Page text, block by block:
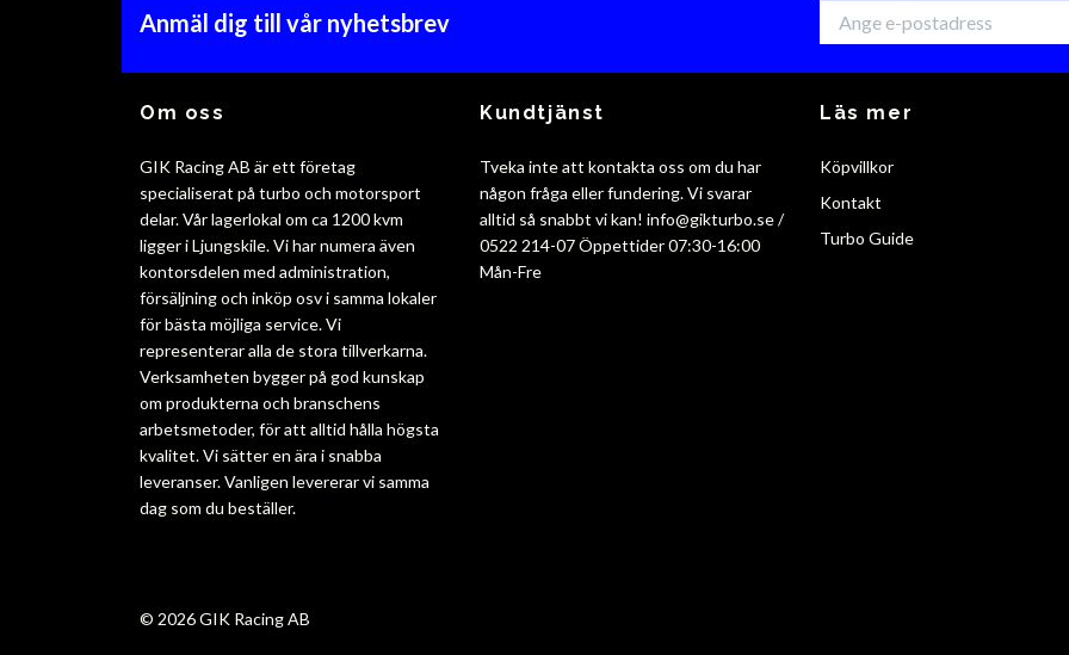
Anmäl dig till vår nyhetsbrev
Om oss
GIK Racing AB är ett företag
specialiserat på turbo och motorsport
delar. Vår lagerlokal om ca 1200 kvm
ligger i Ljungskile. Vi har numera även
kontorsdelen med administration,
försäljning och inköp osv i samma lokaler
för bästa möjliga service. Vi
representerar alla de stora tillverkarna.
Verksamheten bygger på god kunskap
om produkterna och branschens
arbetsmetoder, för att alltid hålla högsta
kvalitet. Vi sätter en ära i snabba
leveranser. Vanligen levererar vi samma
dag som du beställer.
Kundtjänst
Tveka inte att kontakta oss om du har
någon fråga eller fundering. Vi svarar
alltid så snabbt vi kan! info@gikturbo.se/
0522 214-07 Öppettider 07:30-16:00
Mån-Fre
Läs mer
Köpvillkor
Kontakt
Turbo Guide
© 2026 GIK Racing AB